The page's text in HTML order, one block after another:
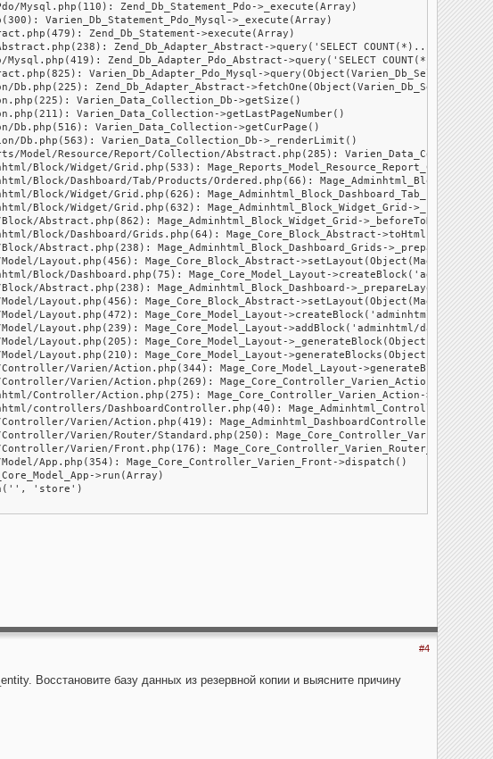
Mysql.php(110): Zend_Db_Statement_Pdo->_execute(Array)
Varien_Db_Statement_Pdo_Mysql->_execute(Array)
Zend_Db_Statement->execute(Array)
Zend_Db_Adapter_Abstract->query('SELECT COUNT(*)...', Array)
Zend_Db_Adapter_Pdo_Abstract->query('SELECT COUNT(*)...',
Varien_Db_Adapter_Pdo_Mysql->query(Object(Varien_Db_Select),
Zend_Db_Adapter_Abstract->fetchOne(Object(Varien_Db_Select),
Varien_Data_Collection_Db->getSize()
Varien_Data_Collection->getLastPageNumber()
Db.php(516): Varien_Data_Collection->getCurPage()
Db.php(563): Varien_Data_Collection_Db->_renderLimit()
Model/Resource/Report/Collection/Abstract.php(285):
Block/Widget/Grid.php(533):
Block/Dashboard/Tab/Products/Ordered.php(66):
Block/Widget/Grid.php(626):
Block/Widget/Grid.php(632): Mage_Adminhtml_Block_Widget_Grid-
Abstract.php(862): Mage_Adminhtml_Block_Widget_Grid->_beforeToHtml()
Block/Dashboard/Grids.php(64): Mage_Core_Block_Abstract->toHtml()
Abstract.php(238): Mage_Adminhtml_Block_Dashboard_Grids-
Layout.php(456): Mage_Core_Block_Abstract-
Block/Dashboard.php(75): Mage_Core_Model_Layout-
Abstract.php(238): Mage_Adminhtml_Block_Dashboard->_prepareLayout()
Layout.php(456): Mage_Core_Block_Abstract-
Model/Layout.php(472): Mage_Core_Model_Layout->createBlock('adminhtml/
Model/Layout.php(239): Mage_Core_Model_Layout->addBlock('adminhtml/
Layout.php(205): Mage_Core_Model_Layout-
Layout.php(210): Mage_Core_Model_Layout-
Varien/Action.php(344): Mage_Core_Model_Layout->generateBlocks()
Controller/Varien/Action.php(269): Mage_Core_Controller_Varien_Action-
Controller/Action.php(275): Mage_Core_Controller_Varien_Action-
controllers/DashboardController.php(40):
Controller/Varien/Action.php(419): Mage_Adminhtml_DashboardController-
Controller/Varien/Router/Standard.php(250):
Controller/Varien/Front.php(176):
App.php(354): Mage_Core_Controller_Varien_Front->dispatch()
>run(Array)
'store')
#4
Восстановите базу данных из резервной копии и выясните причину